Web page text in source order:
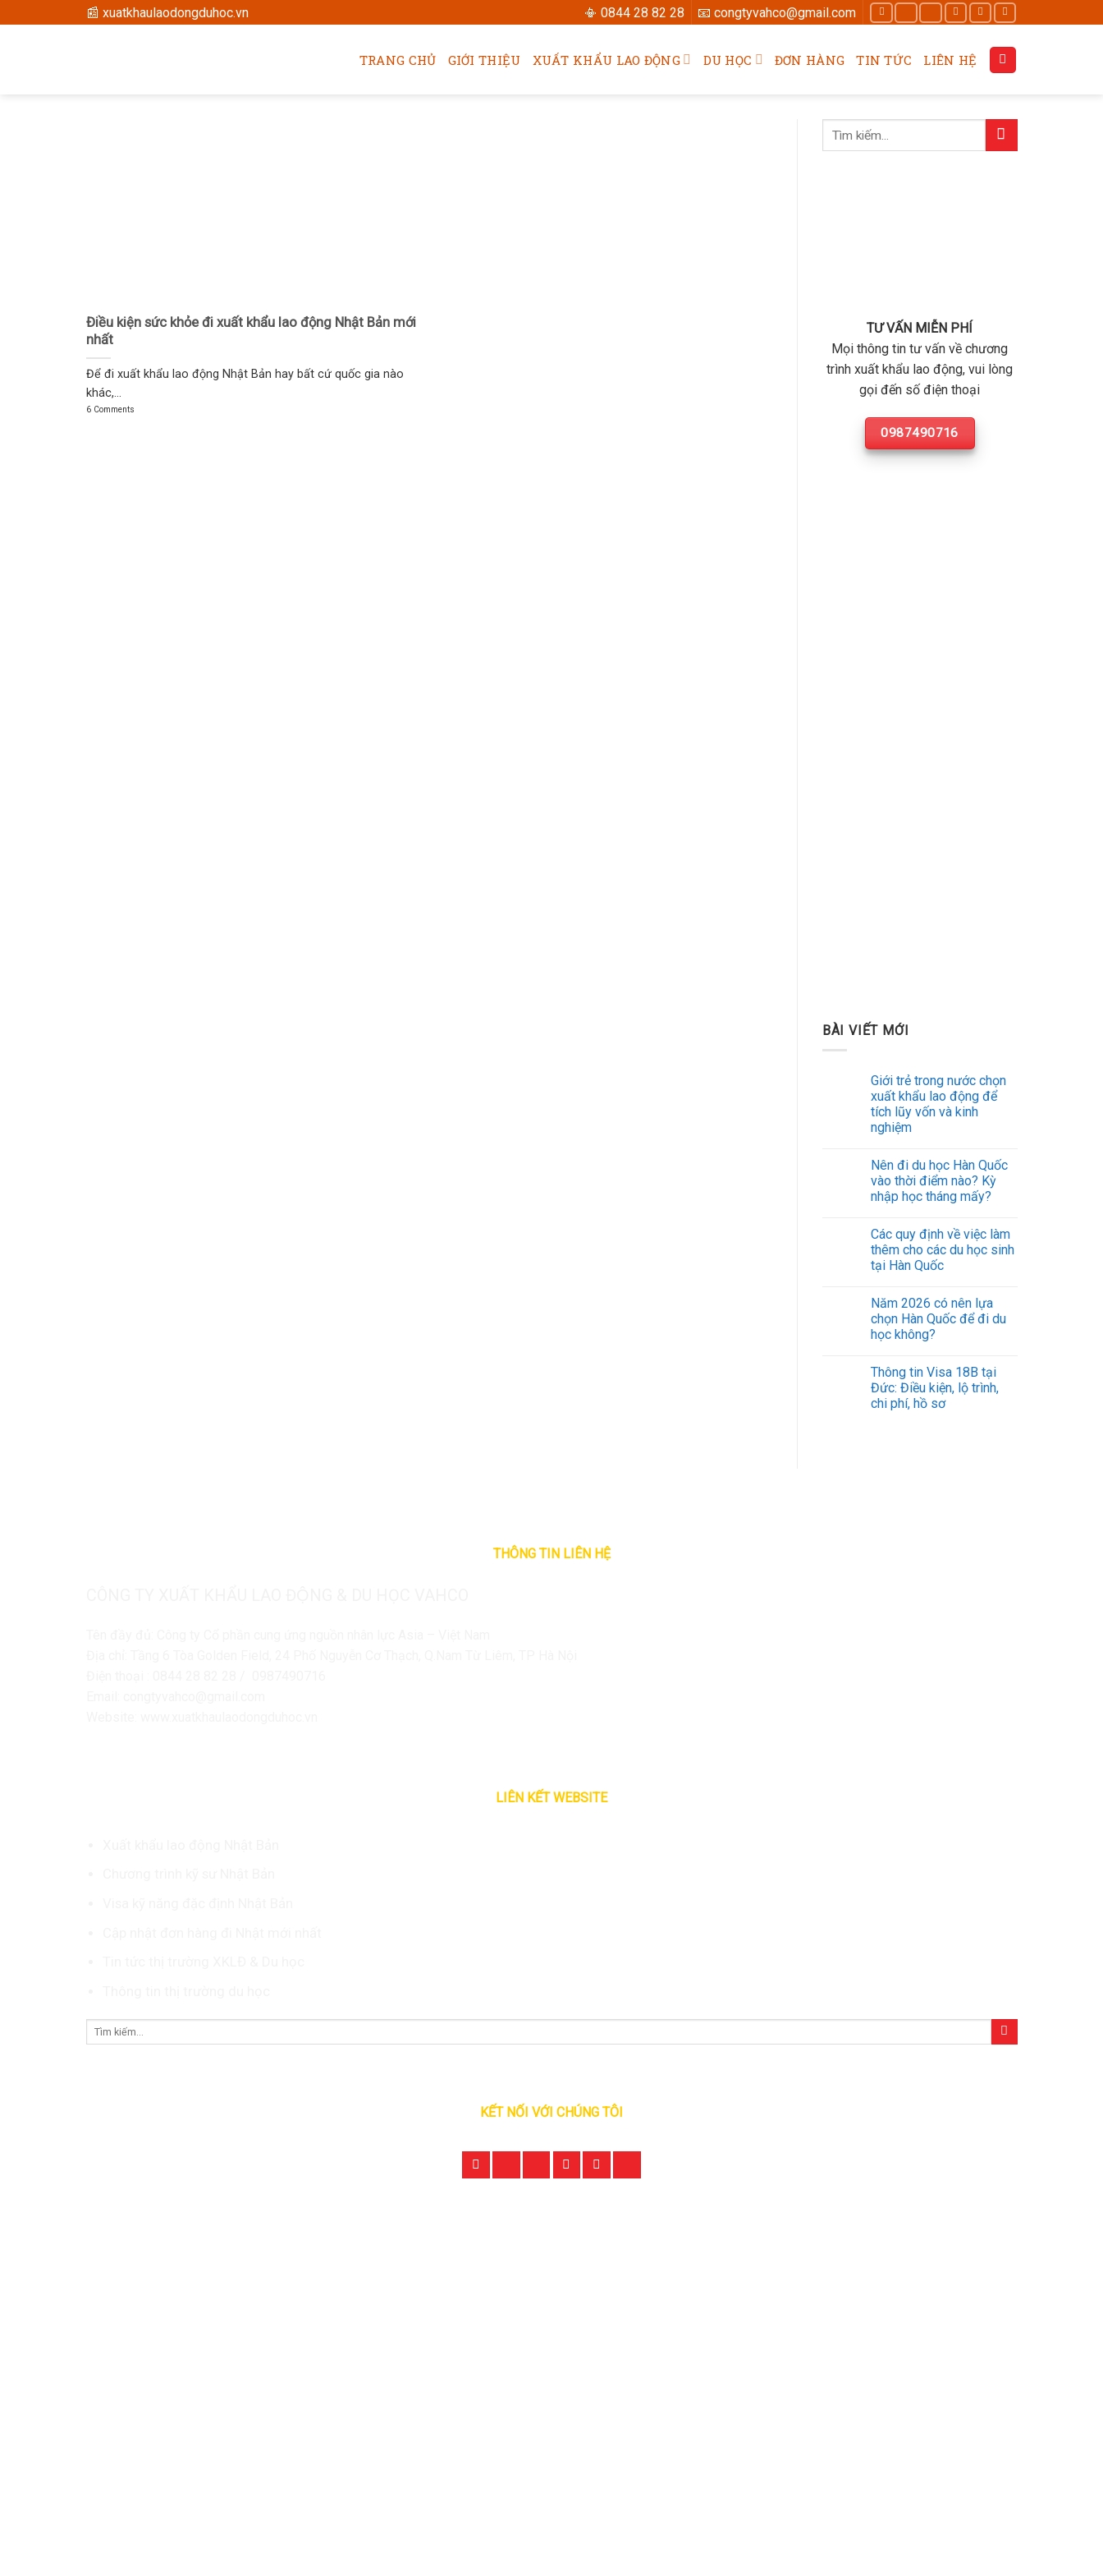
📰 xuatkhaulaodongduhoc.vn 📳 0844 28 82 28 📧 congtyvahco@gmail.com
TRANG CHỦ GIỚI THIỆU XUẤT KHẨU LAO ĐỘNG DU HỌC ĐƠN HÀNG TIN TỨC LIÊN HỆ
Điều kiện sức khỏe đi xuất khẩu lao động Nhật Bản mới
nhất
Để đi xuất khẩu lao động Nhật Bản hay bất cứ quốc gia nào
khác,...
6 Comments
TƯ VẤN MIỄN PHÍ
Mọi thông tin tư vấn về chương
trình xuất khẩu lao động, vui lòng
gọi đến số điện thoại
0987490716
BÀI VIẾT MỚI
Giới trẻ trong nước chọn
xuất khẩu lao động để
tích lũy vốn và kinh
nghiệm
Nên đi du học Hàn Quốc
vào thời điểm nào? Kỳ
nhập học tháng mấy?
Các quy định về việc làm
thêm cho các du học sinh
tại Hàn Quốc
Năm 2026 có nên lựa
chọn Hàn Quốc để đi du
học không?
Thông tin Visa 18B tại
Đức: Điều kiện, lộ trình,
chi phí, hồ sơ
THÔNG TIN LIÊN HỆ
LIÊN KẾT WEBSITE
KẾT NỐI VỚI CHÚNG TÔI